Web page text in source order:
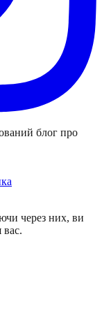
блог про
через них, ви
вас.